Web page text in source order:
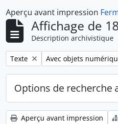
Aperçu avant impression
Affichage de
Description archivistique
Remove filter:
Texte Remove filter:
Avec objets
Options de recherche
Aperçu avant impression